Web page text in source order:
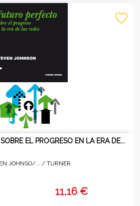
EL PROGRESO EN LA ERA DE...
JOHNSO/... / TURNER
11,16 €
favorite_border